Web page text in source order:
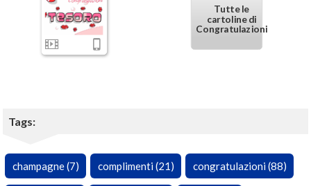
Tutte le
cartoline di
Congratulazioni
Tags:
champagne (7) complimenti (21) congratulazioni (88)